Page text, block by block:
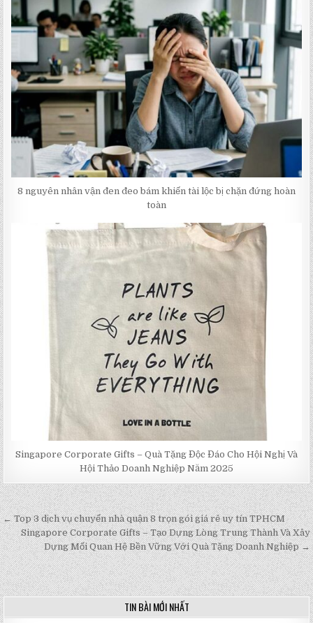
8 nguyên nhân vận đen đeo bám khiến tài lộc bị chặn đứng hoàn
toàn
Singapore Corporate Gifts – Quà Tặng Độc Đáo Cho Hội Nghị Và
Hội Thảo Doanh Nghiệp Năm 2025
Post
navigation
← Top 3 dịch vụ chuyển nhà quận 8 trọn gói giá rẻ uy tín TPHCM
Singapore Corporate Gifts – Tạo Dựng Lòng Trung Thành Và Xây
Dựng Mối Quan Hệ Bền Vững Với Quà Tặng Doanh Nghiệp →
TIN BÀI MỚI NHẤT